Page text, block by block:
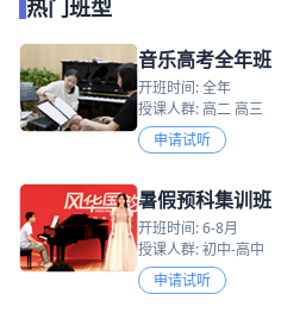
热门班型
音乐高考全年班
开班时间: 全年
授课人群: 高二 高三
申请试听
暑假预科集训班
开班时间: 6-8月
授课人群: 初中-高中
申请试听